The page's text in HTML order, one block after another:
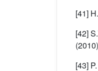
[41]
[42]
[43]